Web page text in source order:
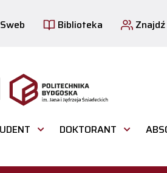
Biblioteka
DOKTORANT